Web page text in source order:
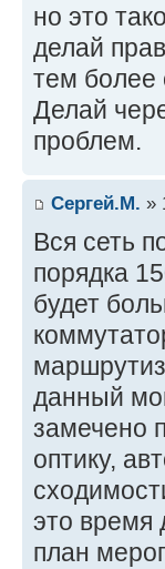
но это
делай
тем более
Делай
проблем.
Сергей.М. »
Вся сеть
порядка
будет
данный
замечено
оптику,
это время
план